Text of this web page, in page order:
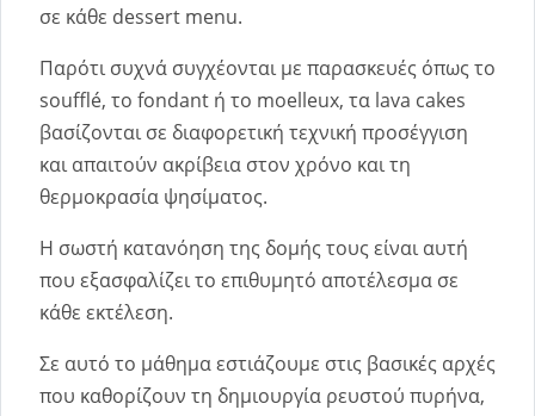
σε κάθε dessert menu.
Παρότι συχνά συγχέονται με παρασκευές όπως το
soufflé, το fondant ή το moelleux, τα lava cakes
βασίζονται σε διαφορετική τεχνική προσέγγιση
και απαιτούν ακρίβεια στον χρόνο και τη
θερμοκρασία ψησίματος.
Η σωστή κατανόηση της δομής τους είναι αυτή
που εξασφαλίζει το επιθυμητό αποτέλεσμα σε
κάθε εκτέλεση.
Σε αυτό το μάθημα εστιάζουμε στις βασικές αρχές
που καθορίζουν τη δημιουργία ρευστού πυρήνα,